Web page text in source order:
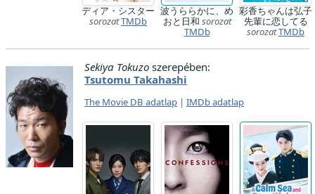
ディア・シスター
sorozatTMDb
波うららかに、め
おと日和 sorozat
TMDb
彩香ちゃんは弘子
先輩に恋してる
sorozatTMDb
Sekiya Tokuzo szerepében:
Tsutomu Takahashi
The Movie DB adatlap | IMDb adatlap